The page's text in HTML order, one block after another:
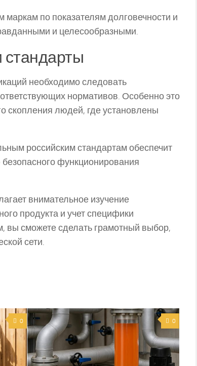
по показателям долговечности и
и целесообразными.
необходимо следовать
нормативов. Особенно это
скопления людей, где установлены
российским стандартам обеспечит
функционирования
внимательное изучение
продукта и учет специфики
вы сможете сделать грамотный выбор,
сети.
0 0